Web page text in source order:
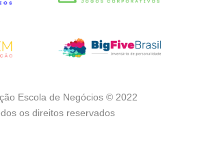
Escola de Negócios © 2022
os direitos reservados